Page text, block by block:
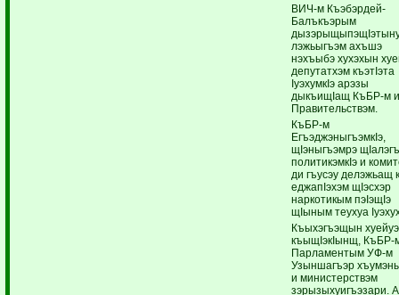
ВИЧ-м Къэбэрдей-
Балъкъэрым
лэжьыгъэм ахъшэ
нэхъыбэ хухэхын
депутатхэм къэтIэта
IуэхумкIэ арэзы
дыкъищIащ КъБР-м
Правительствэм.
КъБР-м
ЕгъэджэныгъэмкIэ,
щIэныгъэмрэ
политикэмкIэ и
ди гъусэу делэжьащ
еджапIэхэм щIэсхэр
наркотикым пэIэщIэ
щIыным теухуа
Къыхэгъэщын хуейуэ
къыщIэкIынщ, КъБР-
Парламентым УФ-м
Узыншагъэр
и министерствэм
зэрызыхуигъэзари.